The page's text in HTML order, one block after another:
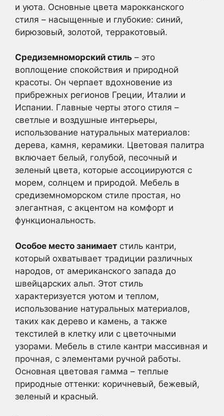
и уюта. Основные цвета марокканского
стиля – насыщенные и глубокие: синий,
бирюзовый, золотой, терракотовый.
Средиземноморский стиль – это
воплощение спокойствия и природной
красоты. Он черпает вдохновение из
прибрежных регионов Греции, Италии и
Испании. Главные черты этого стиля –
светлые и воздушные интерьеры,
использование натуральных материалов:
дерева, камня, керамики. Цветовая палитра
включает белый, голубой, песочный и
зеленый цвета, которые ассоциируются с
морем, солнцем и природой. Мебель в
средиземноморском стиле простая, но
элегантная, с акцентом на комфорт и
функциональность.
Особое место занимает стиль кантри,
который охватывает традиции различных
народов, от американского запада до
швейцарских альп. Этот стиль
характеризуется уютом и теплом,
использование натуральных материалов,
таких как дерево и камень, а также
текстилей в клетку или с цветочными
узорами. Мебель в стиле кантри массивная и
прочная, с элементами ручной работы.
Основная цветовая гамма – теплые
природные оттенки: коричневый, бежевый,
зеленый и красный.